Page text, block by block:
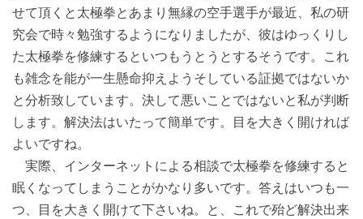
せて頂くと太極拳とあまり無縁の空手選手が最近、私の研
究会で時々勉強するようになりましたが、彼はゆっくりし
た太極拳を修練するといつもうとうとするそうです。これ
も雑念を能が一生懸命抑えようそしている証拠ではないか
と分析致しています。決して悪いことではないと私が判断
します。解決法はいたって簡単です。目を大きく開ければ
よいですね。
実際、インターネットによる相談で太極拳を修練すると
眠くなってしまうことがかなり多いです。答えはいつも一
つ、目を大きく開けて下さいね。と、これで殆ど解決出来